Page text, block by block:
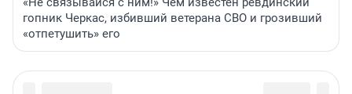
гопник Черкас, избивший ветерана СВО и грозивший
«отпетушить» его